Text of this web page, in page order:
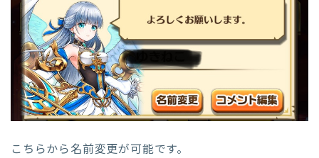
こちらから名前変更が可能です。